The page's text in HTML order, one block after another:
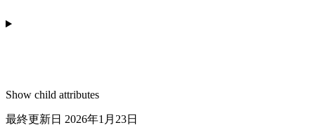
Show child attributes
最終更新日 2026年1月23日